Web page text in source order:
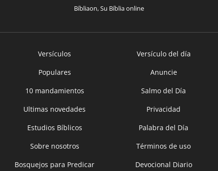
Bíbliaon, Su Bíblia online
Versículos
Versículo del día
Populares
Anuncie
10 mandamientos
Salmo del Día
Ultimas novedades
Privacidad
Estudios Bíblicos
Palabra del Día
Sobre nosotros
Términos de uso
Bosquejos para Predicar
Devocional Diario